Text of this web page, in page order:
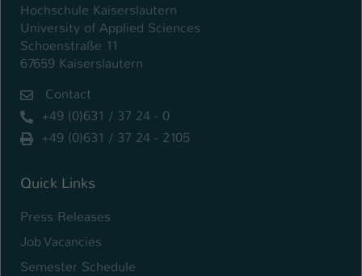
Hochschule Kaiserslautern
University of Applied Sciences
Schoenstraße 11
67659 Kaiserslautern
Contact
+49 (0)631 / 37 24 - 0
+49 (0)631 / 37 24 - 2105
Quick Links
Press Releases
Job Vacancies
Semester Schedule